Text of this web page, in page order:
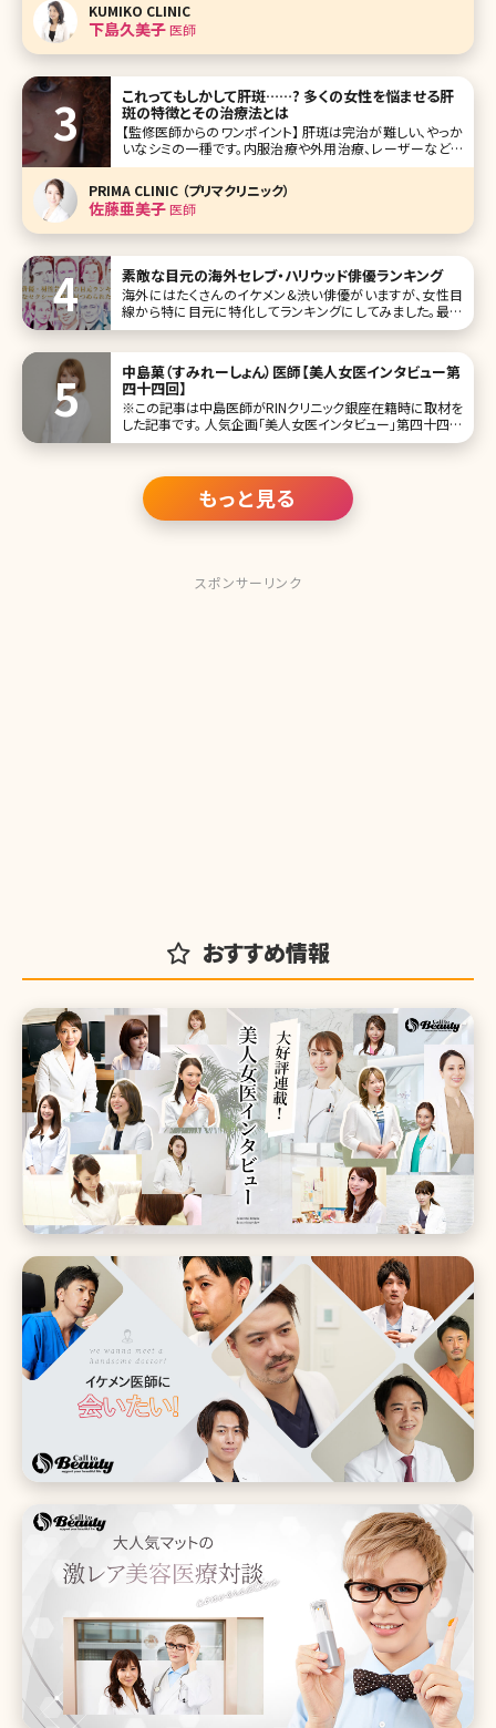
楽町にあるKUMIKO CLINICの下島久美子院長先生と鈴木る
り子先生に最
KUMIKO CLINIC
下島久美子医師
これってもしかして肝斑……? 多くの女性を悩ませる肝
斑の特徴とその治療法とは
【監修医師からのワンポイント】 肝斑は完治が難しい、やっか
いなシミの一種です。内服治療や外用治療、レーザーなどを
組み合わせて複合的な治療が必要になります。ご自身でも
普段から紫外線ケアや、洗顔やメイクのときにこすらないよう
に注意するなど、肝斑を悪化させない工夫をしっかりと行っ
てくださいね。
PRIMA CLINIC （プリマクリニック）
佐藤亜美子医師
素敵な目元の海外セレブ・ハリウッド俳優ランキング
海外にはたくさんのイケメン&渋い俳優がいますが、女性目
線から特に目元に特化してランキングにしてみました。最新
版はこのような結果です! 1位クリス・ヘムズワース View this
中島菓（すみれーしょん）医師【美人女医インタビュー第
四十四回】
※この記事は中島医師がRINクリニック銀座在籍時に取材を
した記事です。 人気企画「美人女医インタビュー」第四十四回
は、中島菓（すみれーしょん）先生です。 美容皮膚科専門でフ
勤務しながら、YouTubeでは唯一無二のキャラクターを生か
し美容
もっと見る
スポンサーリンク
おすすめ情報